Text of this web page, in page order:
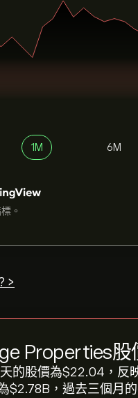
1M 6M
。
>
Properties股
的股價為‎$‎22.04，反
‎$‎2.78B，過去三個月